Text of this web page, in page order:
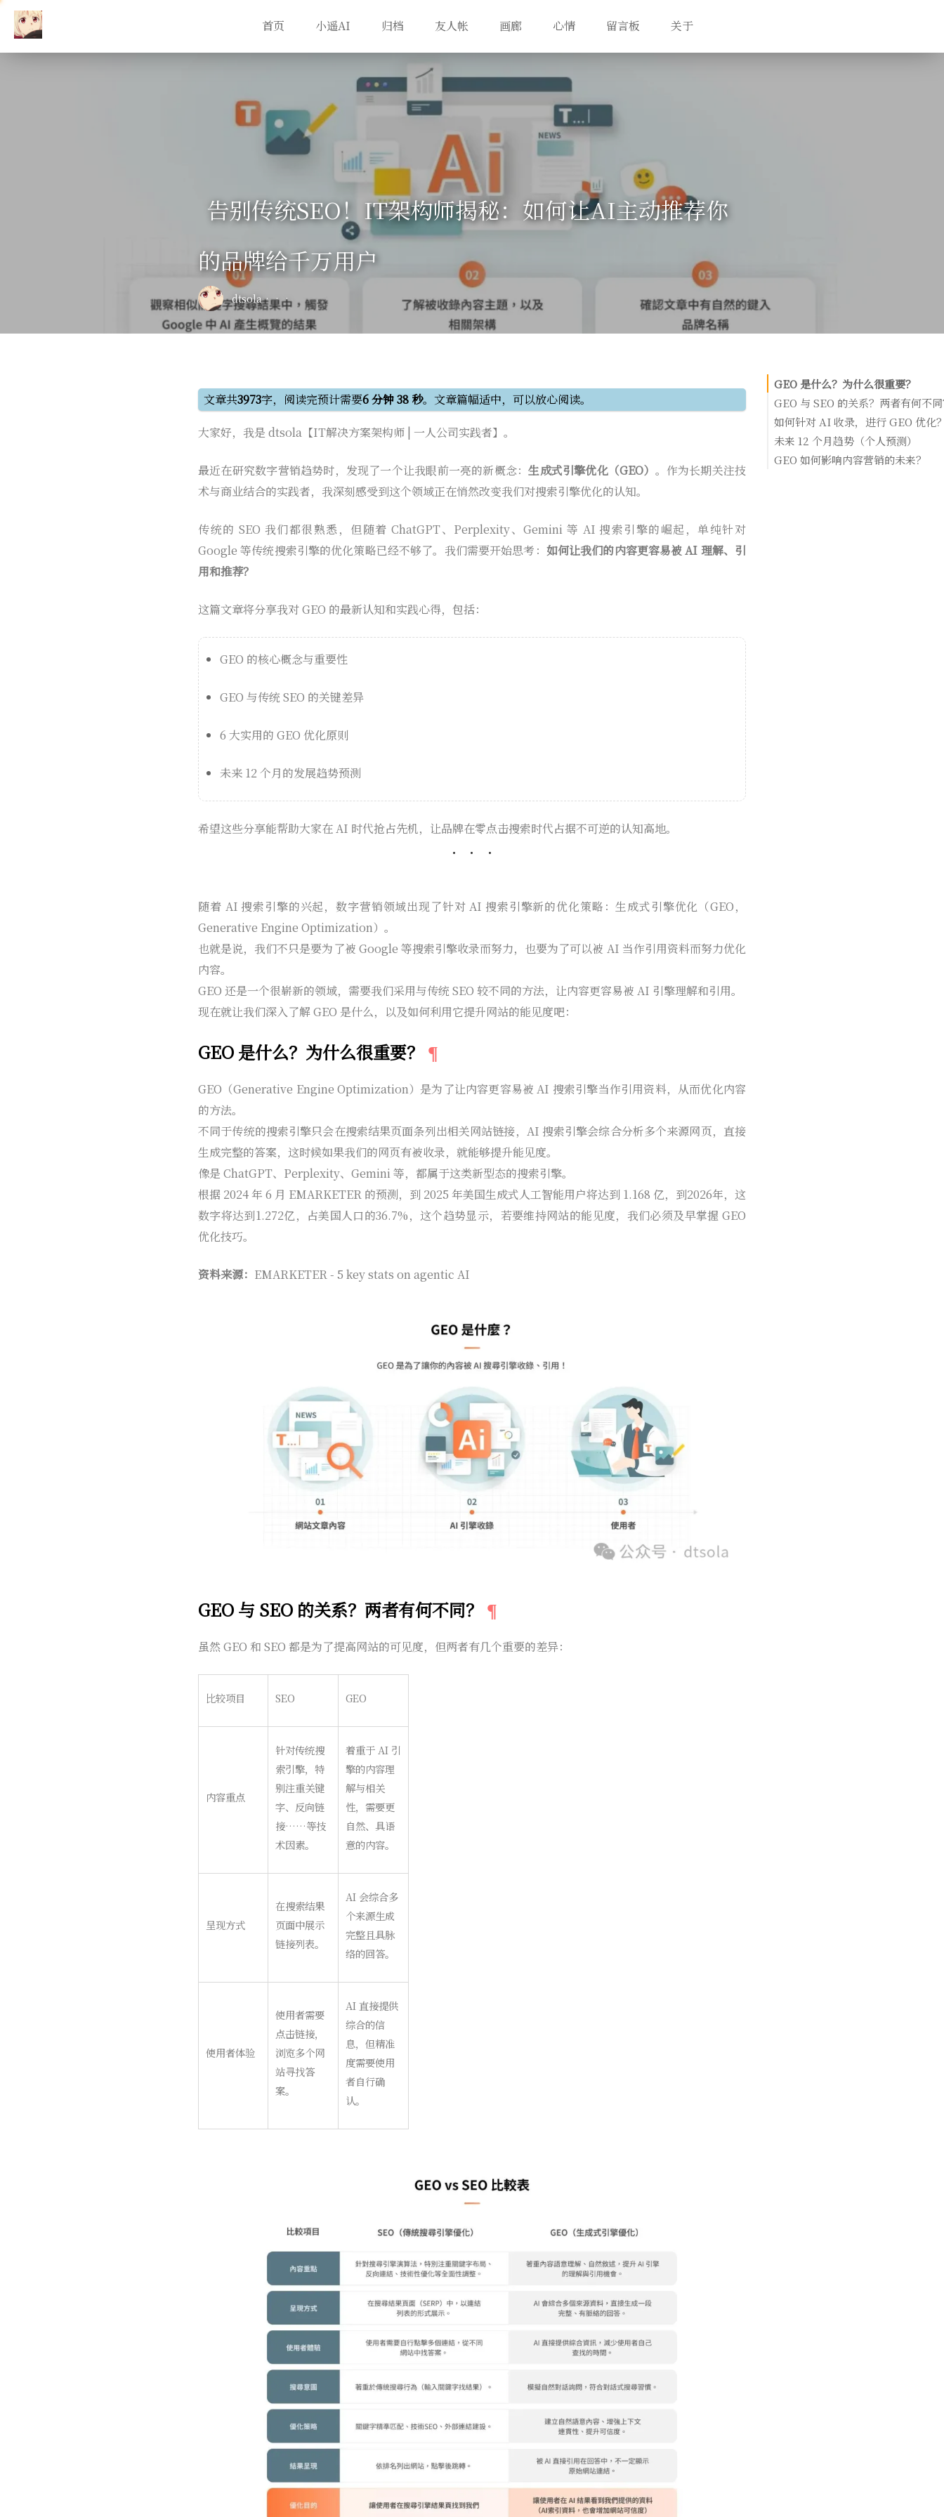
首页 小遥AI 归档 友人帐 画廊 心情 留言板 关于
告别传统SEO！IT架构师揭秘：如何让AI主动推荐你
的品牌给千万用户
dtsola
文章共3973字，阅读完预计需要6 分钟 38 秒。文章篇幅适中，可以放心阅读。
大家好，我是 dtsola【IT解决方案架构师 | 一人公司实践者】。
最近在研究数字营销趋势时，发现了一个让我眼前一亮的新概念：生成式引擎优化（GEO） 。作为长期关注技
术与商业结合的实践者，我深刻感受到这个领域正在悄然改变我们对搜索引擎优化的认知。
传统的 SEO 我们都很熟悉，但随着 ChatGPT、Perplexity、Gemini 等 AI 搜索引擎的崛起，单纯针对
Google 等传统搜索引擎的优化策略已经不够了。我们需要开始思考： 如何让我们的内容更容易被 AI 理解、引
用和推荐？
这篇文章将分享我对 GEO 的最新认知和实践心得，包括：
GEO 的核心概念与重要性
GEO 与传统 SEO 的关键差异
6 大实用的 GEO 优化原则
未来 12 个月的发展趋势预测
希望这些分享能帮助大家在 AI 时代抢占先机，让品牌在零点击搜索时代占据不可逆的认知高地。
随着 AI 搜索引擎的兴起，数字营销领域出现了针对 AI 搜索引擎新的优化策略：生成式引擎优化（GEO，
Generative Engine Optimization）。
也就是说，我们不只是要为了被 Google 等搜索引擎收录而努力，也要为了可以被 AI 当作引用资料而努力优化
内容。
GEO 还是一个很崭新的领域，需要我们采用与传统 SEO 较不同的方法，让内容更容易被 AI 引擎理解和引用。
现在就让我们深入了解 GEO 是什么，以及如何利用它提升网站的能见度吧：
GEO 是什么？为什么很重要？
GEO（Generative Engine Optimization）是为了让内容更容易被 AI 搜索引擎当作引用资料，从而优化内容
的方法。
不同于传统的搜索引擎只会在搜索结果页面条列出相关网站链接，AI 搜索引擎会综合分析多个来源网页，直接
生成完整的答案，这时候如果我们的网页有被收录，就能够提升能见度。
像是 ChatGPT、Perplexity、Gemini 等，都属于这类新型态的搜索引擎。
根据 2024 年 6 月 EMARKETER 的预测，到 2025 年美国生成式人工智能用户将达到 1.168 亿，到2026年，这
数字将达到1.272亿，占美国人口的36.7%，这个趋势显示，若要维持网站的能见度，我们必须及早掌握 GEO
优化技巧。
资料来源： EMARKETER - 5 key stats on agentic AI
GEO 与 SEO 的关系？两者有何不同？
虽然 GEO 和 SEO 都是为了提高网站的可见度，但两者有几个重要的差异：
比较项目 SEO GEO
内容重点
针对传统搜
索引擎，特
别注重关键
字、反向链
接……等技
术因素。
着重于 AI 引
擎的内容理
解与相关
性，需要更
自然、具语
意的内容。
呈现方式
在搜索结果
页面中展示
链接列表。
AI 会综合多
个来源生成
完整且具脉
络的回答。
使用者体验
使用者需要
点击链接，
浏览多个网
站寻找答
案。
AI 直接提供
综合的信
息，但精准
度需要使用
者自行确
认。
GEO 是什么？为什么很重要？
GEO 与 SEO 的关系？两者有何不
如何针对 AI 收录，进行 GEO 优化
GEO 优化原则 1：了解 AI 搜索引擎
GEO 优化原则 2：关键字研究时同
未来 12 个月趋势（个人预测）
1. 多模态深度整合：品牌信息将被
GEO 如何影响内容营销的未来？